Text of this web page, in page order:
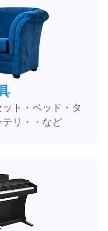
ト・ベッド・タ
リ・・など